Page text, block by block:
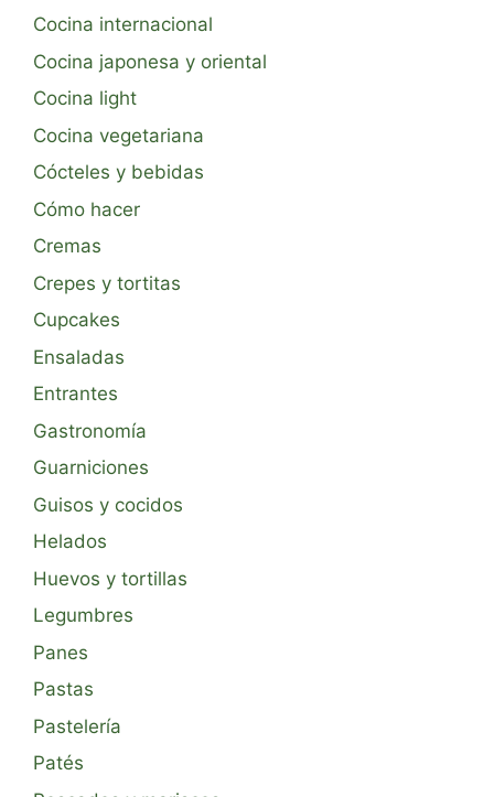
Cocina internacional
Cocina japonesa y oriental
Cocina light
Cocina vegetariana
Cócteles y bebidas
Cómo hacer
Cremas
Crepes y tortitas
Cupcakes
Ensaladas
Entrantes
Gastronomía
Guarniciones
Guisos y cocidos
Helados
Huevos y tortillas
Legumbres
Panes
Pastas
Pastelería
Patés